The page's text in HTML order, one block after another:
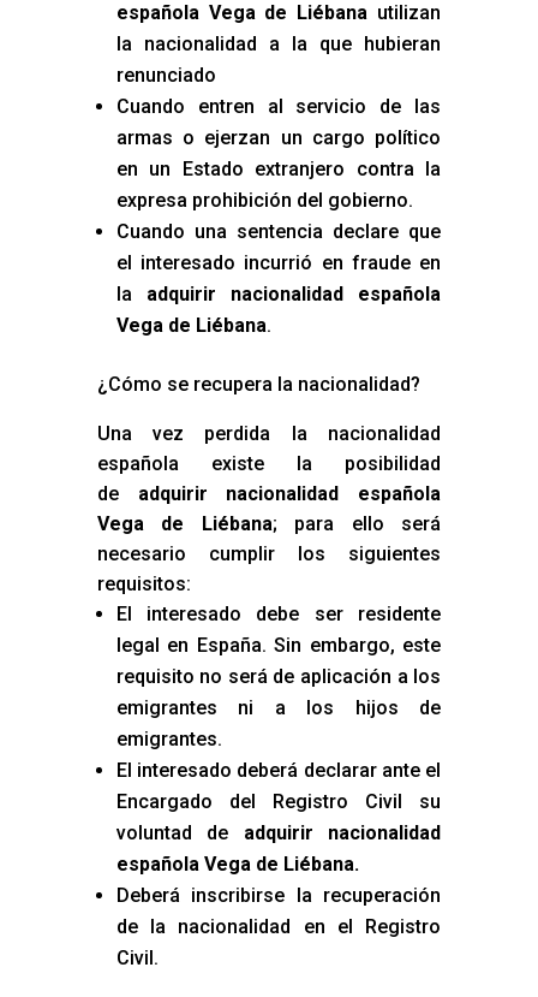
española Vega de Liébana utilizan
la nacionalidad a la que hubieran
renunciado
Cuando entren al servicio de las
armas o ejerzan un cargo político
en un Estado extranjero contra la
expresa prohibición del gobierno.
Cuando una sentencia declare que
el interesado incurrió en fraude en
la adquirir nacionalidad española
Vega de Liébana.
¿Cómo se recupera la nacionalidad?
Una vez perdida la nacionalidad
española existe la posibilidad
de adquirir nacionalidad española
Vega de Liébana; para ello será
necesario cumplir los siguientes
requisitos:
El interesado debe ser residente
legal en España. Sin embargo, este
requisito no será de aplicación a los
emigrantes ni a los hijos de
emigrantes.
El interesado deberá declarar ante el
Encargado del Registro Civil su
voluntad de adquirir nacionalidad
española Vega de Liébana.
Deberá inscribirse la recuperación
de la nacionalidad en el Registro
Civil.